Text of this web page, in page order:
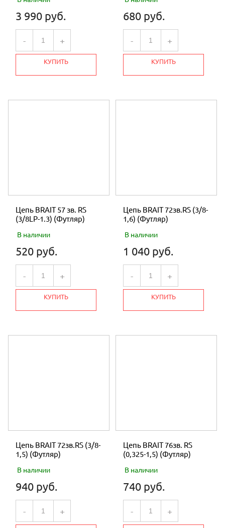
3 990 руб.
- +
КУПИТЬ
680 руб.
- +
КУПИТЬ
Цепь BRAIT 57 зв. RS
(3/8LP-1.3) (Футляр)
В наличии
520 руб.
- +
КУПИТЬ
Цепь BRAIT 72зв.RS (3/8-
1,6) (Футляр)
В наличии
1 040 руб.
- +
КУПИТЬ
Цепь BRAIT 72зв.RS (3/8-
1,5) (Футляр)
В наличии
940 руб.
- +
Цепь BRAIT 76зв. RS
(0,325-1,5) (Футляр)
В наличии
740 руб.
- +